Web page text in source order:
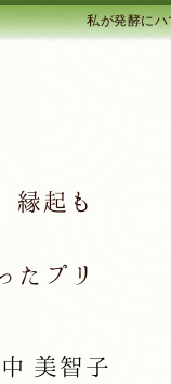
私が発酵に
縁起も
たプリ
美智子